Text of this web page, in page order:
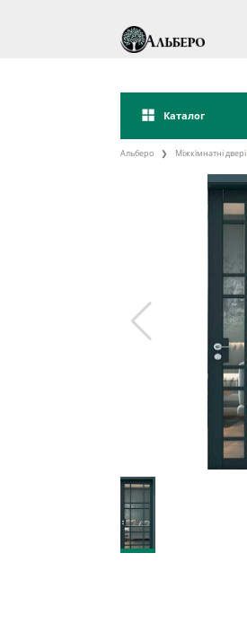
Каталог
Альберо Міжкімнатні двері